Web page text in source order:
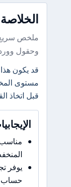
ملخص سريع
وحقول
قد يكون
مستوى
قبل اتخاذ
مناسب
يوفر
حساب